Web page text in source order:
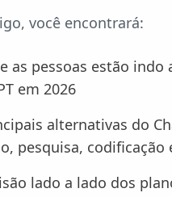
você encontrará:
as pessoas estão indo
em 2026
alternativas do
pesquisa, codificação
lado a lado dos